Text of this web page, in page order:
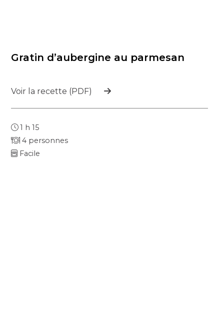
Gratin d’aubergine au parmesan
Voir la recette (PDF)
1 h 15
4 personnes
Facile